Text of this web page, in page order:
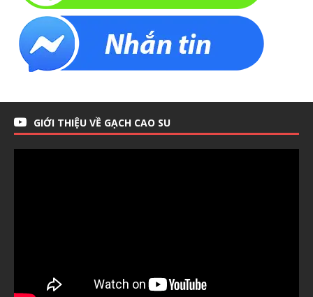
GIỚI THIỆU VỀ GẠCH CAO SU